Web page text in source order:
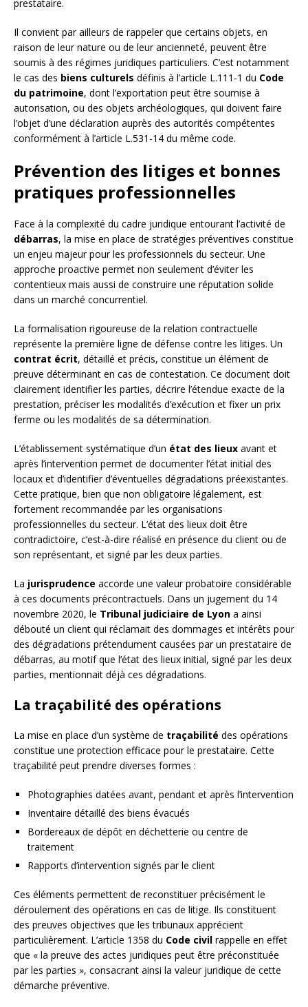
prestataire.
Il convient par ailleurs de rappeler que certains objets, en
raison de leur nature ou de leur ancienneté, peuvent être
soumis à des régimes juridiques particuliers. C’est notamment
le cas des biens culturels définis à l’article L.111-1 du Code
du patrimoine, dont l’exportation peut être soumise à
autorisation, ou des objets archéologiques, qui doivent faire
l’objet d’une déclaration auprès des autorités compétentes
conformément à l’article L.531-14 du même code.
Prévention des litiges et bonnes
pratiques professionnelles
Face à la complexité du cadre juridique entourant l’activité de
débarras, la mise en place de stratégies préventives constitue
un enjeu majeur pour les professionnels du secteur. Une
approche proactive permet non seulement d’éviter les
contentieux mais aussi de construire une réputation solide
dans un marché concurrentiel.
La formalisation rigoureuse de la relation contractuelle
représente la première ligne de défense contre les litiges. Un
contrat écrit, détaillé et précis, constitue un élément de
preuve déterminant en cas de contestation. Ce document doit
clairement identifier les parties, décrire l’étendue exacte de la
prestation, préciser les modalités d’exécution et fixer un prix
ferme ou les modalités de sa détermination.
L’établissement systématique d’un état des lieux avant et
après l’intervention permet de documenter l’état initial des
locaux et d’identifier d’éventuelles dégradations préexistantes.
Cette pratique, bien que non obligatoire légalement, est
fortement recommandée par les organisations
professionnelles du secteur. L’état des lieux doit être
contradictoire, c’est-à-dire réalisé en présence du client ou de
son représentant, et signé par les deux parties.
La jurisprudence accorde une valeur probatoire considérable
à ces documents précontractuels. Dans un jugement du 14
novembre 2020, le Tribunal judiciaire de Lyon a ainsi
débouté un client qui réclamait des dommages et intérêts pour
des dégradations prétendument causées par un prestataire de
débarras, au motif que l’état des lieux initial, signé par les deux
parties, mentionnait déjà ces dégradations.
La traçabilité des opérations
La mise en place d’un système de traçabilité des opérations
constitue une protection efficace pour le prestataire. Cette
traçabilité peut prendre diverses formes :
Photographies datées avant, pendant et après l’intervention
Inventaire détaillé des biens évacués
Bordereaux de dépôt en déchetterie ou centre de
traitement
Rapports d’intervention signés par le client
Ces éléments permettent de reconstituer précisément le
déroulement des opérations en cas de litige. Ils constituent
des preuves objectives que les tribunaux apprécient
particulièrement. L’article 1358 du Code civil rappelle en effet
que « la preuve des actes juridiques peut être préconstituée
par les parties », consacrant ainsi la valeur juridique de cette
démarche préventive.